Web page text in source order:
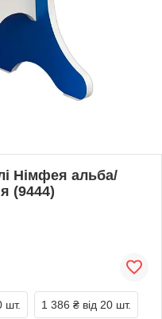
Німфея альба/
(9444)
шт. 1 386 ₴ від 20 шт.